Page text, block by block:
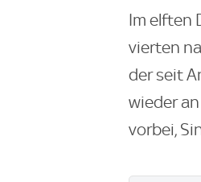
Im elften
vierten
der seit
wieder an
vorbei,